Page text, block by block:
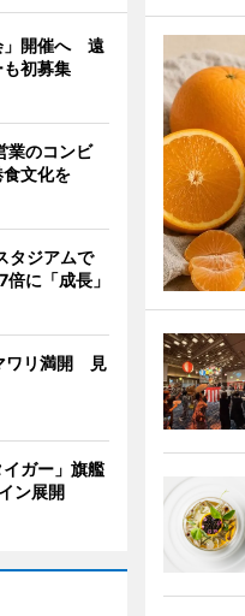
」開催へ 遠
初募集
業のコンビ
文化を
タジアムで
に「成長」
ワリ満開 見
ガー」旗艦
ン展開